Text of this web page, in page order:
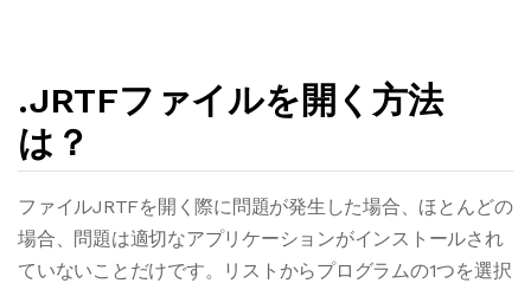
.JRTFファイルを開く方法
は？
ファイルJRTFを開く際に問題が発生した場合、ほとんどの
場合、問題は適切なアプリケーションがインストールされ
ていないことだけです。リストからプログラムの1つを選択